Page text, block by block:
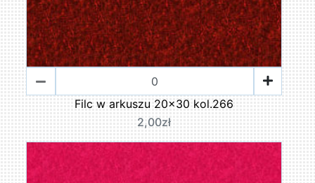
Filc w arkuszu 20x30 kol.266
2,00zł